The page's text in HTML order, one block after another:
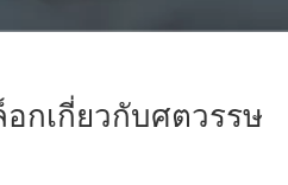
กเกี่ยวกับศตวรรษ